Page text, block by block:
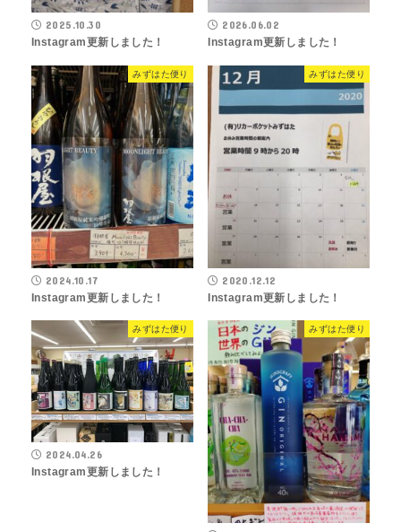
2025.10.30
Instagram更新しました！
2026.06.02
Instagram更新しました！
みずはた便り
2024.10.17
Instagram更新しました！
みずはた便り
2020.12.12
Instagram更新しました！
みずはた便り
2024.04.26
Instagram更新しました！
みずはた便り